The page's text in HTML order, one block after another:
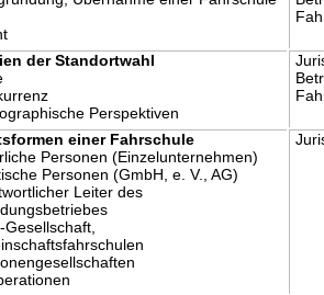
der Standortwahl
Perspektiven
einer Fahrschule
Personen (Einzelunternehmen)
Personen (GmbH, e. V., AG)
Leiter des
-Gesellschaft,